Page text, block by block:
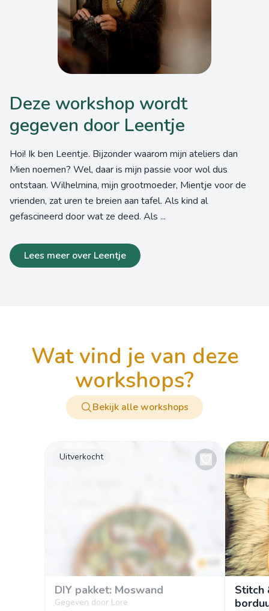
Deze workshop wordt
gegeven door Leentje
Hoi! Ik ben Leentje. Bijzonder waarom mijn ateliers dan
Mien noemen? Wel, daar is mijn passie voor wol dus
ontstaan. Wilhelmina, mijn grootmoeder, Mientje voor de
vrienden, zat uren te breien aan tafel. Als kind al
gefascineerd door wat ze deed. Als ...
Lees meer over Leentje
wat vind je van deze
workshops?
Bekijk alle workshops
Uitverkocht
DIY pakket: Moswand
Gegeven door Lore
Stitch